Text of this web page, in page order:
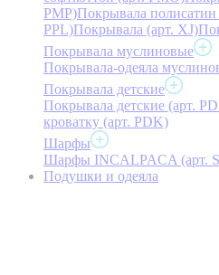
PMP)Покрывала полисатин
PPL)Покрывала (арт. XJ)
Покрывала муслиновые
Покрывала-одеяла
Покрывала детские
Покрывала детские (арт.
кроватку (арт. PDK)
Шарфы
Шарфы INCALPACA (арт.
Подушки и одеяла